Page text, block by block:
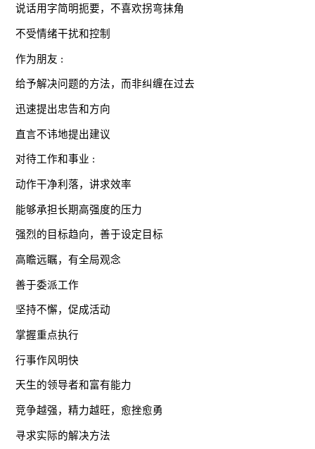
说话用字简明扼要，不喜欢拐弯抹角
不受情绪干扰和控制
作为朋友 :
给予解决问题的方法，而非纠缠在过去
迅速提出忠告和方向
直言不讳地提出建议
对待工作和事业 :
动作干净利落，讲求效率
能够承担长期高强度的压力
强烈的目标趋向，善于设定目标
高瞻远瞩，有全局观念
善于委派工作
坚持不懈，促成活动
掌握重点执行
行事作风明快
天生的领导者和富有能力
竞争越强，精力越旺，愈挫愈勇
寻求实际的解决方法